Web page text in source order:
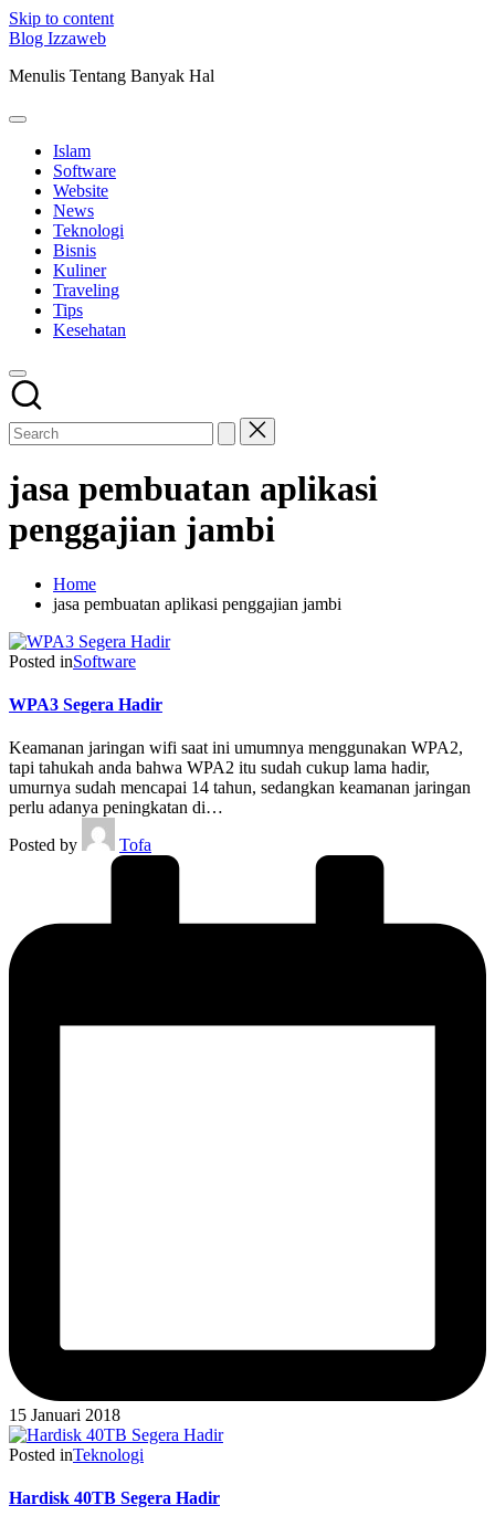
Skip to content
Blog Izzaweb
Menulis Tentang Banyak Hal
Islam
Software
Website
News
Teknologi
Bisnis
Kuliner
Traveling
Tips
Kesehatan
jasa pembuatan aplikasi
penggajian jambi
Home
jasa pembuatan aplikasi penggajian jambi
Posted inSoftware
WPA3 Segera Hadir
Keamanan jaringan wifi saat ini umumnya menggunakan WPA2,
tapi tahukah anda bahwa WPA2 itu sudah cukup lama hadir,
umurnya sudah mencapai 14 tahun, sedangkan keamanan jaringan
perlu adanya peningkatan di…
Posted by
Tofa
15 Januari 2018
Posted inTeknologi
Hardisk 40TB Segera Hadir